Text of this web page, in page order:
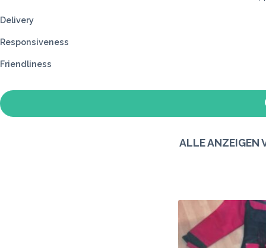
ALLE ANZEIGEN
Delivery
Responsiveness
Friendliness